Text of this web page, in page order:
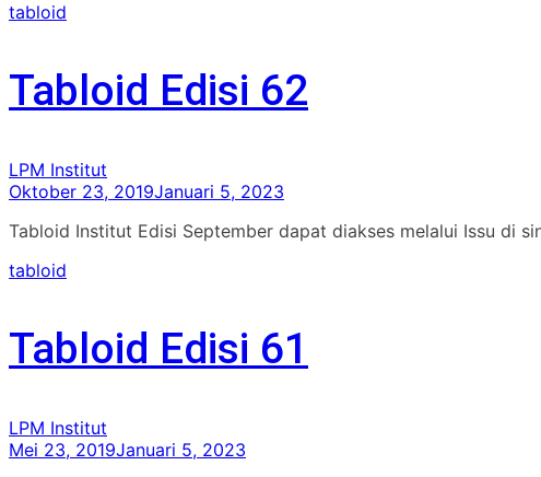
tabloid
Tabloid Edisi 62
LPM Institut
Oktober 23, 2019Januari 5, 2023
Tabloid Institut Edisi September dapat diakses melalui Issu di
tabloid
Tabloid Edisi 61
LPM Institut
Mei 23, 2019Januari 5, 2023